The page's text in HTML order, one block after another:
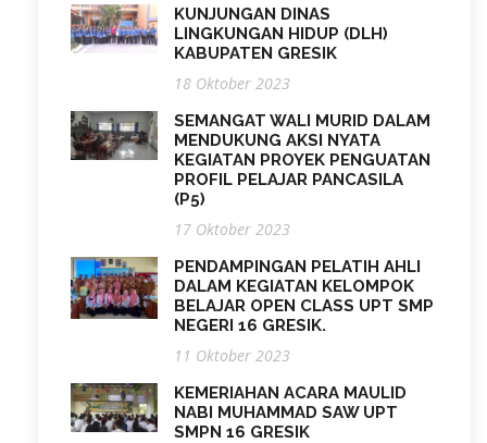
KUNJUNGAN DINAS
LINGKUNGAN HIDUP (DLH)
KABUPATEN GRESIK
18 Oktober 2023
SEMANGAT WALI MURID DALAM
MENDUKUNG AKSI NYATA
KEGIATAN PROYEK PENGUATAN
PROFIL PELAJAR PANCASILA
(P5)
17 Oktober 2023
PENDAMPINGAN PELATIH AHLI
DALAM KEGIATAN KELOMPOK
BELAJAR OPEN CLASS UPT SMP
NEGERI 16 GRESIK.
11 Oktober 2023
KEMERIAHAN ACARA MAULID
NABI MUHAMMAD SAW UPT
SMPN 16 GRESIK